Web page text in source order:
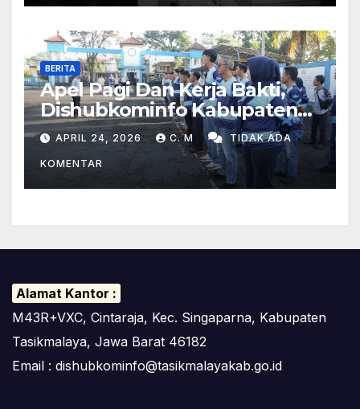
BERITA
Apel Pagi Dan Kerja Bakti,
Dishubkominfo Kabupaten
Tasikmalaya Ciptakan
Lingkungan Kerja Yang Sehat
APRIL 24, 2026 C. M TIDAK ADA
KOMENTAR
Alamat Kantor :
M43R+VXC, Cintaraja, Kec. Singaparna, Kabupaten
Tasikmalaya, Jawa Barat 46182
Email : dishubkominfo@tasikmalayakab.go.id